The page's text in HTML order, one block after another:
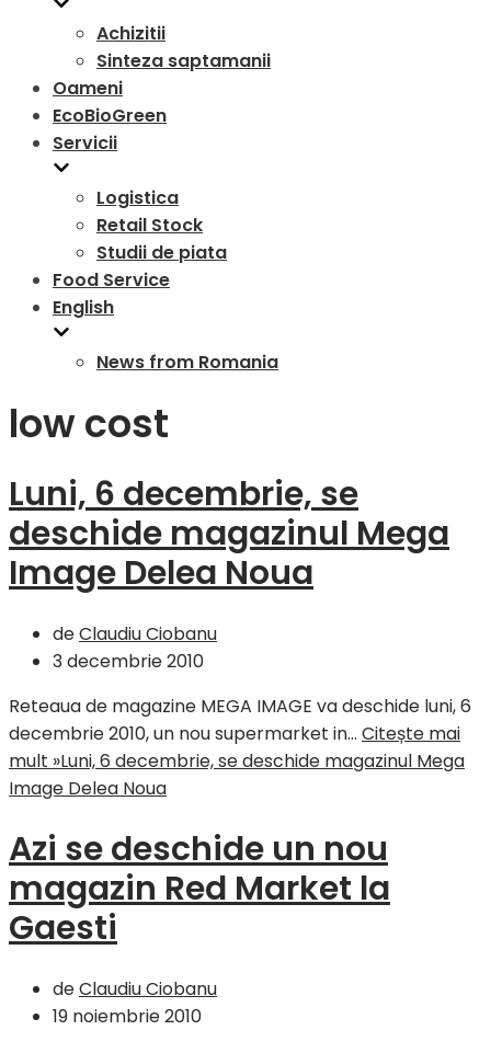
Achizitii
Sinteza saptamanii
Oameni
EcoBioGreen
Servicii
Logistica
Retail Stock
Studii de piata
Food Service
English
News from Romania
low cost
Luni, 6 decembrie, se
deschide magazinul Mega
Image Delea Noua
deClaudiu Ciobanu
3 decembrie 2010
Reteaua de magazine MEGA IMAGE va deschide luni, 6
decembrie 2010, un nou supermarket in… Citește mai
mult »Luni, 6 decembrie, se deschide magazinul Mega
Image Delea Noua
Azi se deschide un nou
magazin Red Market la
Gaesti
deClaudiu Ciobanu
19 noiembrie 2010